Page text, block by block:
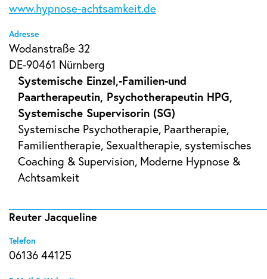
www.hypnose-achtsamkeit.de
Adresse
Wodanstraße 32
DE-90461 Nürnberg
Systemische Einzel,-Familien-und
Paartherapeutin, Psychotherapeutin HPG,
Systemische Supervisorin (SG)
Systemische Psychotherapie, Paartherapie,
Familientherapie, Sexualtherapie, systemisches
Coaching & Supervision, Moderne Hypnose &
Achtsamkeit
Reuter Jacqueline
Telefon
06136 44125